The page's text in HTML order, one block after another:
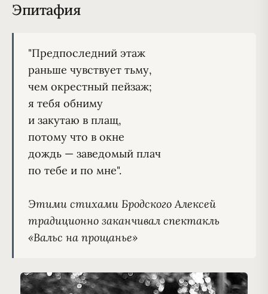
Эпитафия
"Предпоследний этаж
раньше чувствует тьму,
чем окрестный пейзаж;
я тебя обниму
и закутаю в плащ,
потому что в окне
дождь — заведомый плач
по тебе и по мне".
Этими стихами Бродского Алексей
традиционно заканчивал спектакль
«Вальс на прощанье»